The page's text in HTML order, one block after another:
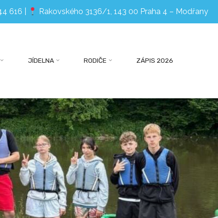
616 Rakovského 3136/1, 143 00 Praha 4 – Modřany
JÍDELNA RODIČE ZÁPIS 2026